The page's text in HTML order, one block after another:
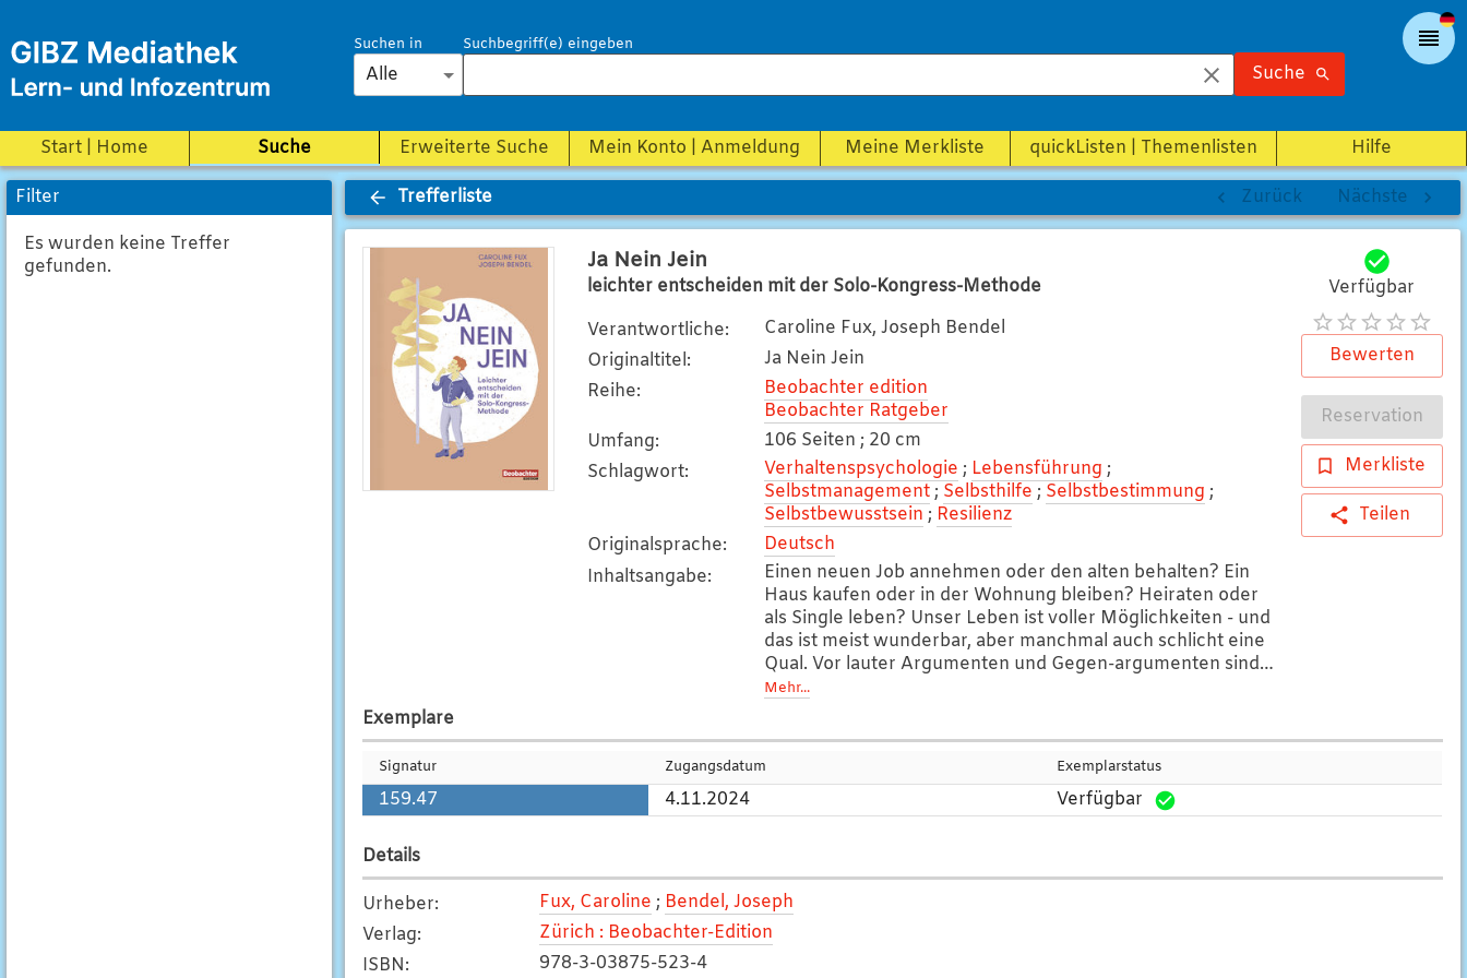
Suchen in
Alle
Suchbegriff(e) eingeben
Suche
Start | Home Suche Erweiterte Suche Mein Konto | Anmeldung Meine Merkliste quickListen | Themenlisten Hilfe
Filter
Es wurden keine Treffer
gefunden.
Trefferliste Zurück Nächste
Ja Nein Jein
leichter entscheiden mit der Solo-Kongress-Methode
Verantwortliche:
Caroline Fux, Joseph Bendel
Originaltitel:
Ja Nein Jein
Reihe:
Beobachter edition
Beobachter Ratgeber
Umfang:
106 Seiten ; 20 cm
Schlagwort: Verhaltenspsychologie ; Lebensführung ;
Selbstmanagement ; Selbsthilfe ; Selbstbestimmung ;
Selbstbewusstsein ; Resilienz
Originalsprache:
Deutsch
Inhaltsangabe:
Einen neuen Job annehmen oder den alten behalten? Ein
Haus kaufen oder in der Wohnung bleiben? Heiraten oder
als Single leben? Unser Leben ist voller Möglichkeiten - und
das ist meist wunderbar, aber manchmal auch schlicht eine
Qual. Vor lauter Argumenten und Gegen-argumenten sind
wir blockiert und wissen kaum, wo uns der Kopf steht. Hier
inneren Stimmen, Sorgen, Wünsche, Gedanken und Ideen
zusammentragen und in einem neuen Licht betrachten
kann. Die Methode unterstützt dabei, die innere
Vielseitigkeit und vielleicht sogar Zerrissenheit als Chance
Mehr...
Verfügbar
Bewerten
Reservation
Merkliste
Teilen
Exemplare
Signatur Zugangsdatum Exemplarstatus
159.47 4.11.2024 Verfügbar
Details
Urheber: Fux, Caroline ; Bendel, Joseph
Verlag:
Zürich : Beobachter-Edition
ISBN: 978-3-03875-523-4